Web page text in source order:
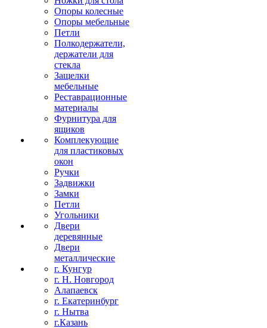
Опоры колесные
Опоры мебельные
Петли
Полкодержатели,
держатели для
стекла
Защелки
мебельные
Реставрационные
материалы
Фурнитура для
ящиков
Комплекующие
для пластиковых
окон
Ручки
Задвижки
Замки
Петли
Угольники
Двери
деревянные
Двери
металлические
г. Кунгур
г. Н. Новгород
Алапаевск
г. Екатеринбург
г. Нытва
г.Казань